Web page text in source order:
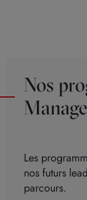
Nos
Les
nos futurs
parcours.